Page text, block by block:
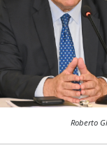
Roberto